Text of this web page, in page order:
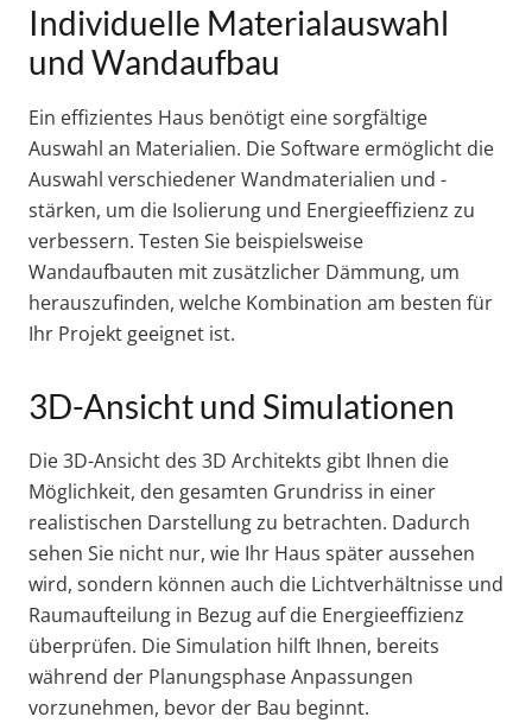
Individuelle Materialauswahl
und Wandaufbau
Ein effizientes Haus benötigt eine sorgfältige
Auswahl an Materialien. Die Software ermöglicht die
Auswahl verschiedener Wandmaterialien und -
stärken, um die Isolierung und Energieeffizienz zu
verbessern. Testen Sie beispielsweise
Wandaufbauten mit zusätzlicher Dämmung, um
herauszufinden, welche Kombination am besten für
Ihr Projekt geeignet ist.
3D-Ansicht und Simulationen
Die 3D-Ansicht des 3D Architekts gibt Ihnen die
Möglichkeit, den gesamten Grundriss in einer
realistischen Darstellung zu betrachten. Dadurch
sehen Sie nicht nur, wie Ihr Haus später aussehen
wird, sondern können auch die Lichtverhältnisse und
Raumaufteilung in Bezug auf die Energieeffizienz
überprüfen. Die Simulation hilft Ihnen, bereits
während der Planungsphase Anpassungen
vorzunehmen, bevor der Bau beginnt.